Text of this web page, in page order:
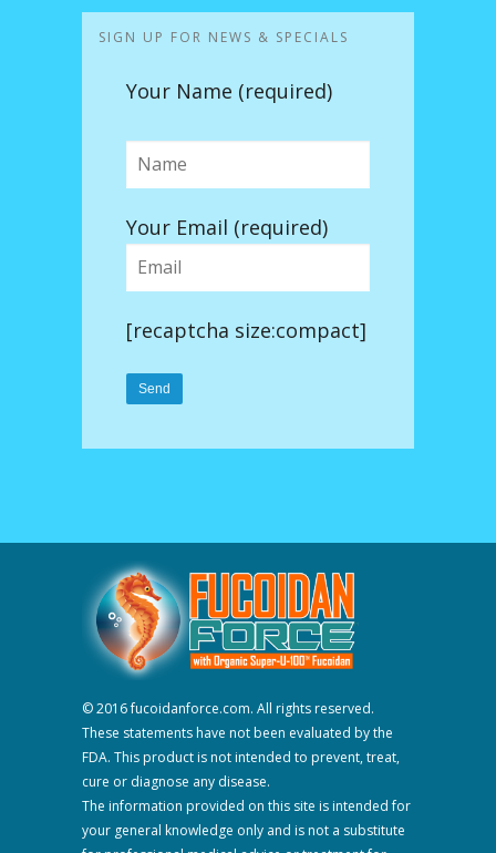
SIGN UP FOR NEWS & SPECIALS
Your Name (required)
Your Email (required)
[recaptcha size:compact]
© 2016 fucoidanforce.com. All rights reserved.
These statements have not been evaluated by the
FDA. This product is not intended to prevent, treat,
cure or diagnose any disease.
The information provided on this site is intended for
your general knowledge only and is not a substitute